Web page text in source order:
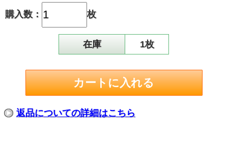
購入数： 枚
在庫 1枚
返品についての詳細はこちら